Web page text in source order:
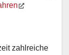
zahlreiche